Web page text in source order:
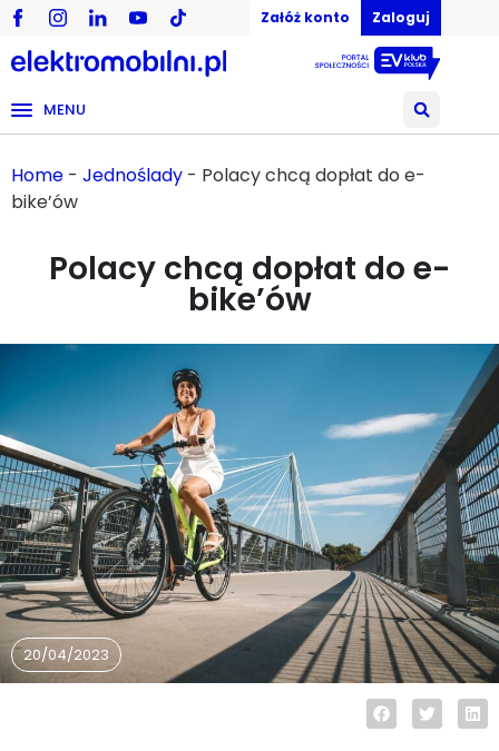
Załóż konto Zaloguj
MENU
Home - Jednoślady - Polacy chcą dopłat do e-
bike’ów
Polacy chcą dopłat do e-
bike’ów
20/04/2023